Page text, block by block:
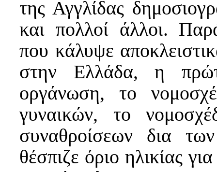
της Αγγλίδας
και πολλοί άλλοι.
που κάλυψε
στην Ελλάδα, η
οργάνωση, το
γυναικών, το
συναθροίσεων δια
θέσπιζε όριο ηλικίας